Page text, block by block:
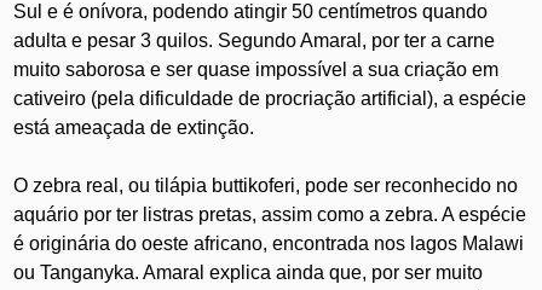
Sul e é onívora, podendo atingir 50 centímetros quando
adulta e pesar 3 quilos. Segundo Amaral, por ter a carne
muito saborosa e ser quase impossível a sua criação em
cativeiro (pela dificuldade de procriação artificial), a espécie
está ameaçada de extinção.
O zebra real, ou tilápia buttikoferi, pode ser reconhecido no
aquário por ter listras pretas, assim como a zebra. A espécie
é originária do oeste africano, encontrada nos lagos Malawi
ou Tanganyka. Amaral explica ainda que, por ser muito